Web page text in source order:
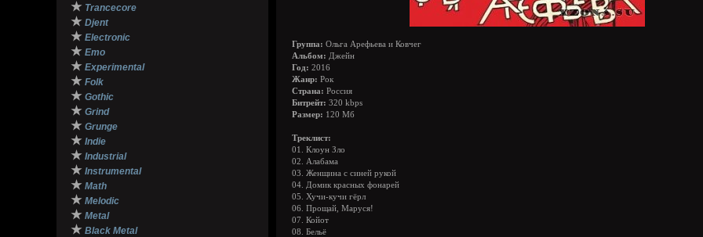
★ Trancecore
★ Djent
★ Electronic
★ Emo
★ Experimental
★ Folk
★ Gothic
★ Grind
★ Grunge
★ Indie
★ Industrial
★ Instrumental
★ Math
★ Melodic
★ Metal
★ Black Metal
Группа: Ольга Арефьева и Ковчег
Альбом: Джейн
Год: 2016
Жанр: Рок
Страна: Россия
Битрейт: 320 kbps
Размер: 120 Мб
Треклист:
01. Клоун Зло
02. Алабама
03. Женщина с синей рукой
04. Домик красных фонарей
05. Хучи-кучи гёрл
06. Прощай, Маруся!
07. Койот
08. Бельё